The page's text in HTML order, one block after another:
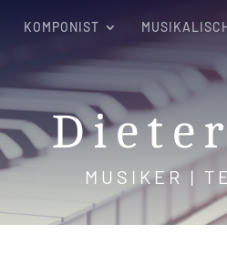
KOMPONIST
MUSIKER |